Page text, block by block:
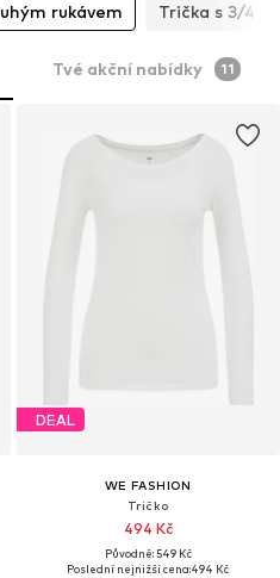
rukávem Trička s 3/4
Tvé akční nabídky 11
DEAL
WE FASHION
Tričko
494 Kč
Původně: 549 Kč
Poslední nejnižší cena:494 Kč